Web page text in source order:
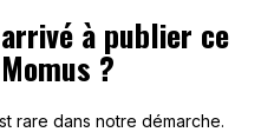
à publier ce
?
rare dans notre démarche.